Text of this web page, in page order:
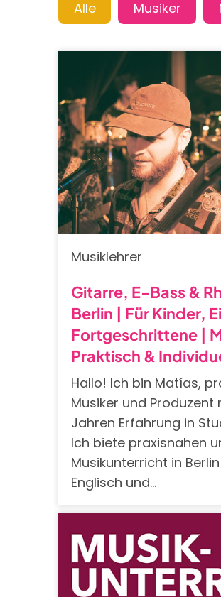
Musiklehrer
Gitarre, E-Bass &
Berlin | Für Kinder,
Fortgeschrittene |
Praktisch &
Hallo! Ich bin Matías,
Musiker und Produzent
Jahren Erfahrung in
Ich biete praxisnahen
Musikunterricht in
Englisch und…